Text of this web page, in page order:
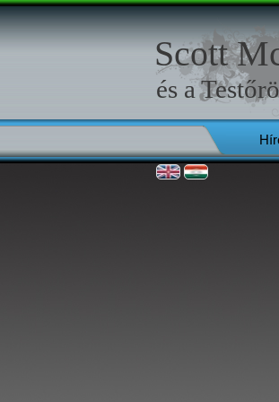
Scott
és a